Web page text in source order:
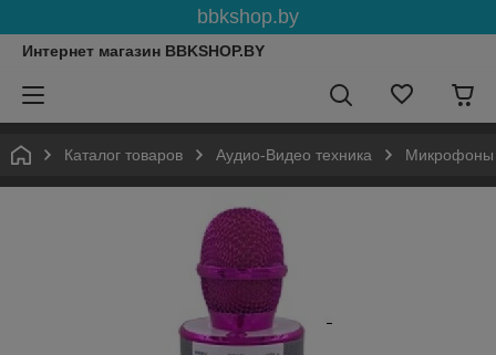
bbkshop.by
Интернет магазин BBKSHOP.BY
Каталог товаров Аудио-Видео техника Микрофоны